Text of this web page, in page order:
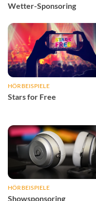
Wetter-Sponsoring
HÖRBEISPIELE
Stars for Free
HÖRBEISPIELE
Showsponsoring